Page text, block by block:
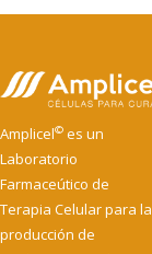
Amplicel© es un
Laboratorio
Farmaceútico de
Terapia Celular para la
producción de